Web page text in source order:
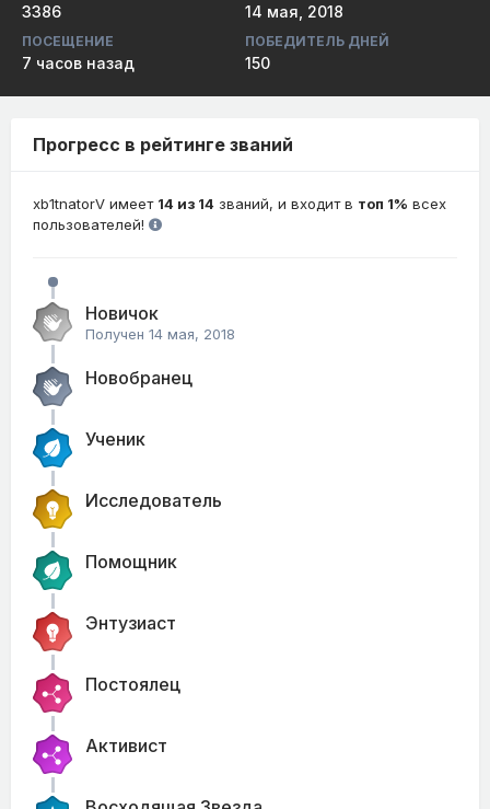
3386 14 мая, 2018
ПОСЕЩЕНИЕ
7 часов назад
ПОБЕДИТЕЛЬ ДНЕЙ
150
Прогресс в рейтинге званий
xb1tnatorV имеет 14 из 14 званий, и входит в топ 1% всех
пользователей!
Новичок
Получен 14 мая, 2018
Новобранец
Ученик
Исследователь
Помощник
Энтузиаст
Постоялец
Активист